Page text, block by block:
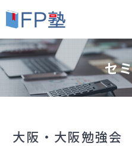
セ
大阪・大阪勉強